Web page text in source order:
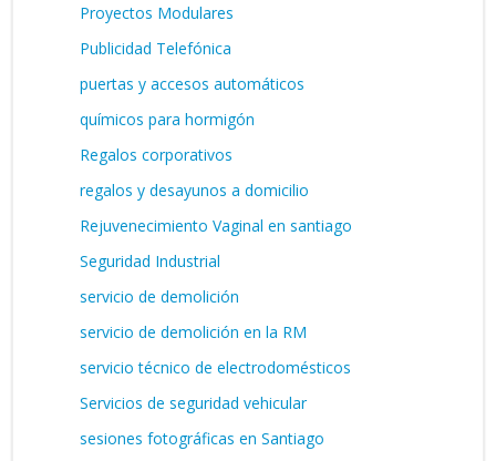
Proyectos Modulares
Publicidad Telefónica
puertas y accesos automáticos
químicos para hormigón
Regalos corporativos
regalos y desayunos a domicilio
Rejuvenecimiento Vaginal en santiago
Seguridad Industrial
servicio de demolición
servicio de demolición en la RM
servicio técnico de electrodomésticos
Servicios de seguridad vehicular
sesiones fotográficas en Santiago